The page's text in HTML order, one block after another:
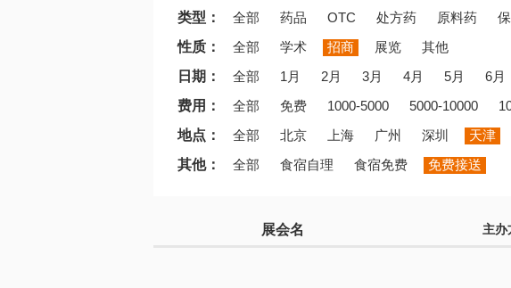
类型： 全部 药品 OTC 处方药 原料药
性质：
全部 学术 招商 展览
其他
日期：
全部 1月 2月 3月 4月 5月 6月
费用：
全部 免费 1000-5000 5000-10000
地点：
全部 北京 上海 广州 深圳 天津
其他：
全部 食宿自理 食宿免费 免费接送
展会名 主办